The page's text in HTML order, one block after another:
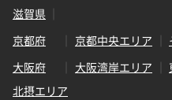
滋賀県
京都府
京都中央エリア
大阪府
大阪湾岸エリア
北摂エリア